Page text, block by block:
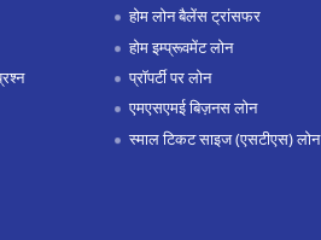
होम लोन बैलेंस ट्रांसफर
होम इम्प्रूवमेंट लोन
प्रॉपर्टी पर लोन
एमएसएमई बिज़नस लोन
स्माल टिकट साइज (एसटीएस) लोन